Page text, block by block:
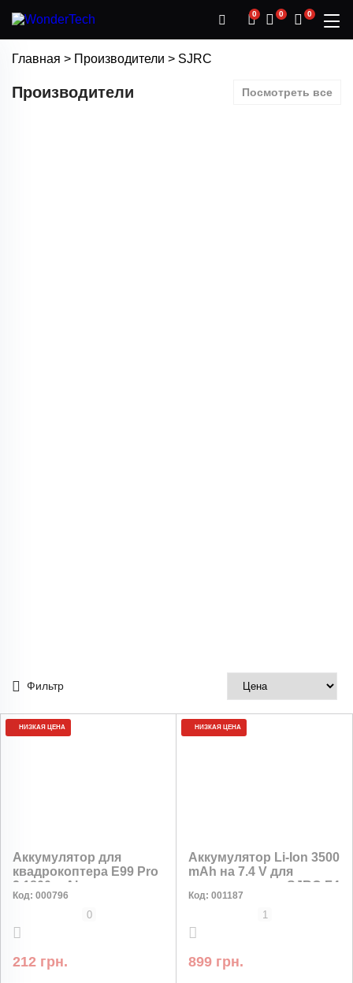
0 0 0
Главная > Производители > SJRC
Производители Посмотреть все
Фильтр
НИЗКАЯ ЦЕНА
Аккумулятор для
квадрокоптера E99 Pro
2 1800 mAh
Код: 000796
0
212 грн.
НИЗКАЯ ЦЕНА
Аккумулятор Li-Ion 3500
mAh на 7.4 V для
квадрокоптера SJRC F4
Код: 001187
1
899 грн.